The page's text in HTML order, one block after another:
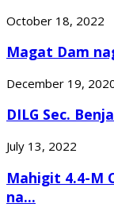
October 18, 2022
Magat Dam
December 19,
DILG Sec.
July 13, 2022
Mahigit 4.4-M
na...